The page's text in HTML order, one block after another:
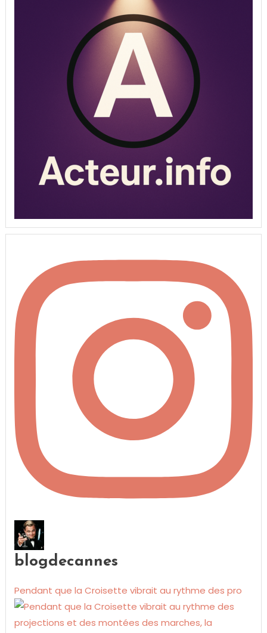
blogdecannes
Pendant que la Croisette vibrait au rythme des pro